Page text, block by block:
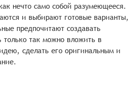
нечто само собой разумеющееся.
и выбирают готовые варианты,
предпочитают создавать
только так можно вложить в
сделать его оригинальным и